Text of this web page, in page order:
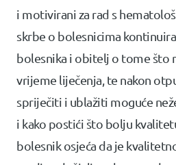
i motivirani za rad s
skrbe o bolesnicima
bolesnika i obitelj o tome što
vrijeme liječenja, te nakon
spriječiti i ublažiti moguće
i kako postići što bolju
bolesnik osjeća da je